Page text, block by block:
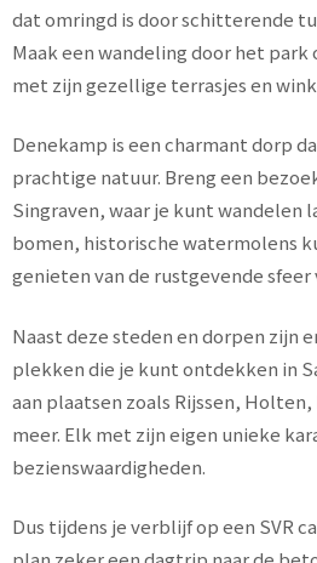
dat omringd is door schitterende
Maak een wandeling door het
met zijn gezellige terrasjes en
Denekamp is een charmant dorp
prachtige natuur. Breng een
Singraven, waar je kunt wandelen
bomen, historische watermolens
genieten van de rustgevende sfeer
Naast deze steden en dorpen zijn
plekken die je kunt ontdekken in
aan plaatsen zoals Rijssen,
meer. Elk met zijn eigen unieke
bezienswaardigheden.
Dus tijdens je verblijf op een SVR